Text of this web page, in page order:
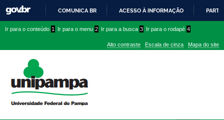
PARA
CONTEÚDO
COMUNICA BR ACESSO À INFORMAÇÃO
conteúdo
menu
superior
menu
Ir para o conteúdo 1 Ir para o menu 2 Ir para a busca 3 Ir para o rodapé 4
Alto contraste Escala de cinza Mapa do site